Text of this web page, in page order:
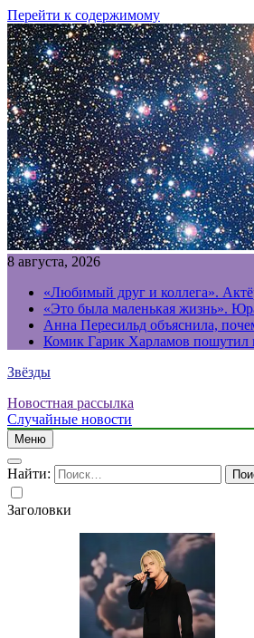
Перейти к содержимому
8 августа, 2026
«Любимый друг и коллега».
«Это была маленькая жизнь».
Анна Пересильд объяснила,
Комик Гарик Харламов пошутил
Звёзды
Новостная рассылка
Случайные новости
Меню
Найти:
Заголовки